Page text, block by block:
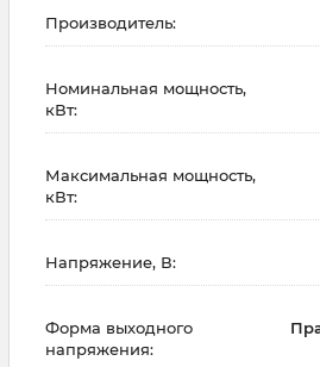
Производитель:
Номинальная мощность,
кВт:
Максимальная мощность,
кВт:
Напряжение, В:
Форма выходного
напряжения: